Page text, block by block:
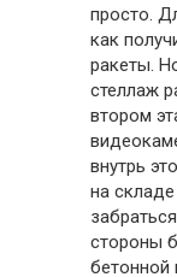
просто.
как
ракеты.
стеллаж
втором
внутрь
на
стороны